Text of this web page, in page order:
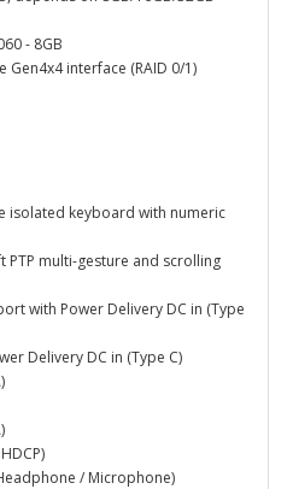
- 8GB
Gen4x4 interface (RAID 0/1)
isolated keyboard with numeric
PTP multi-gesture and scrolling
with Power Delivery DC in (Type
Delivery DC in (Type C)
/ Microphone)